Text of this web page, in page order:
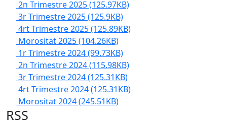
2n Trimestre 2025(125.97KB)
3r Trimestre 2025(125.9KB)
4rt Trimestre 2025(125.89KB)
Morositat 2025(104.26KB)
1r Trimestre 2024(99.73KB)
2n Trimestre 2024(115.98KB)
3r Trimestre 2024(125.31KB)
4rt Trimestre 2024(125.31KB)
Morositat 2024(245.51KB)
RSS